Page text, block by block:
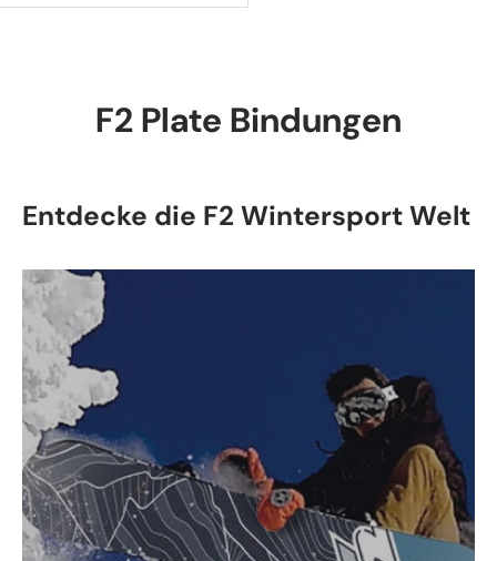
F2 Plate Bindungen
Entdecke die F2 Wintersport Welt